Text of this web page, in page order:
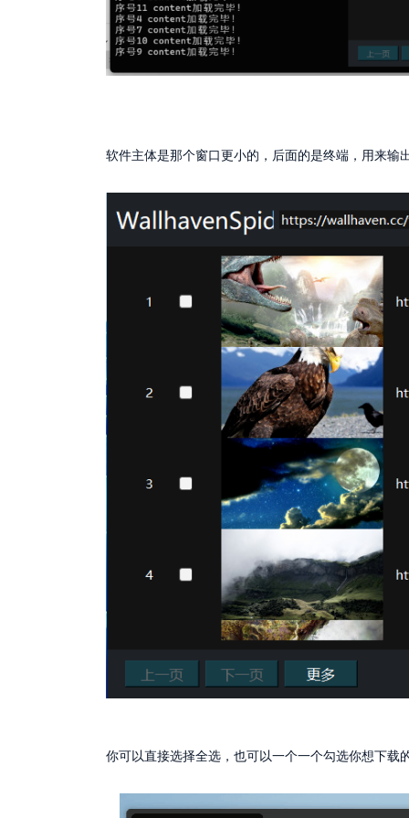
软件主体是那个窗口更小的，后面的是终端，用来输
你可以直接选择全选，也可以一个一个勾选你想下载